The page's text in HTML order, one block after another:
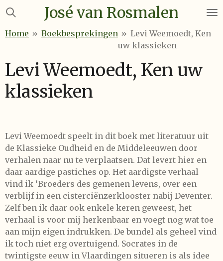
Ga
naar
José van Rosmalen
Home » Boekbesprekingen » Levi Weemoedt, Ken
uw klassieken
Levi Weemoedt, Ken uw
klassieken
Levi Weemoedt speelt in dit boek met literatuur uit
de Klassieke Oudheid en de Middeleeuwen door
verhalen naar nu te verplaatsen. Dat levert hier en
daar aardige pastiches op. Het aardigste verhaal
vind ik ‘Broeders des gemenen levens, over een
verblijf in een cisterciënzerklooster nabij Deventer.
Zelf ben ik daar ook enkele keren geweest, het
verhaal is voor mij herkenbaar en voegt nog wat toe
aan mijn eigen indrukken. De bundel als geheel vind
ik toch niet erg overtuigend. Socrates in de
twintigste eeuw in Vlaardingen situeren is als idee